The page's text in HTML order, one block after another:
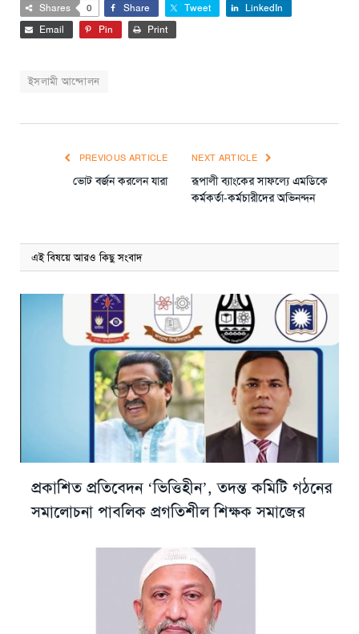
Shares 0 Share Tweet
LinkedIn
Email
Pin Print
ইসলামী আন্দোলন
PREVIOUS ARTICLE
ভোট বর্জন করলেন যারা
NEXT ARTICLE
রূপালী ব্যাংকের সাফল্যে এমডিকে
কর্মকর্তা-কর্মচারীদের অভিনন্দন
এই বিষয়ে আরও কিছু সংবাদ
প্রকাশিত প্রতিবেদন ‘ভিত্তিহীন’, তদন্ত কমিটি গঠনের
সমালোচনা পাবলিক প্রগতিশীল শিক্ষক সমাজের